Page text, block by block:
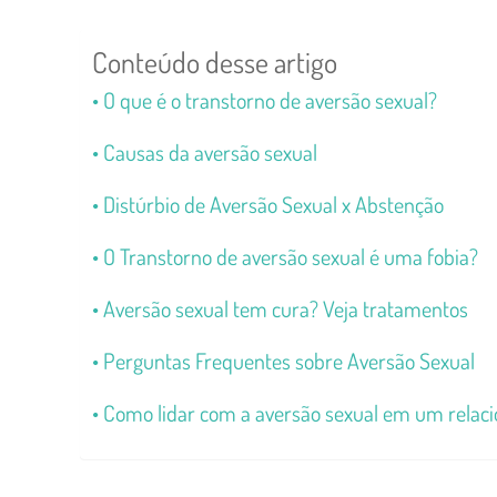
Conteúdo desse artigo
O que é o transtorno de aversão sexual?
Causas da aversão sexual
Distúrbio de Aversão Sexual x Abstenção
O Transtorno de aversão sexual é uma fobia?
Aversão sexual tem cura? Veja tratamentos
Perguntas Frequentes sobre Aversão Sexual
Como lidar com a aversão sexual em um